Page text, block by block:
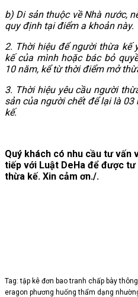
b) Di sản thuộc về Nhà nước,
quy định tại điểm a khoản này.
2. Thời hiệu để người thừa kế
kế của mình hoặc bác bỏ
10 năm, kể từ thời điểm mở
3. Thời hiệu yêu cầu người
sản của người chết để lại là
kế.
Quý khách có nhu cầu tư vấn
tiếp với Luật DeHa để được
thừa kế. Xin cảm ơn./.
Tag: tập kê đơn bao tranh chấp bày
eragon phương huống thẩm dạng